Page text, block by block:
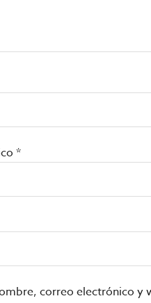
*
correo electrónico y